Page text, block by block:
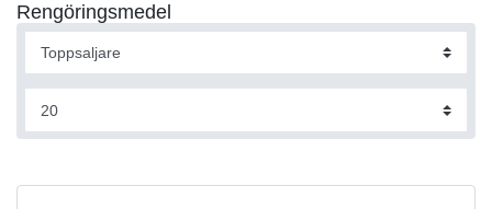
Rengöringsmedel